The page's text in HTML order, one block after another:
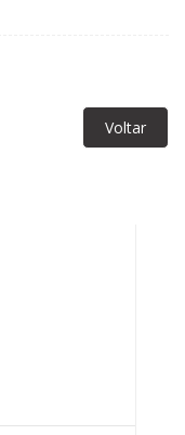
Voltar